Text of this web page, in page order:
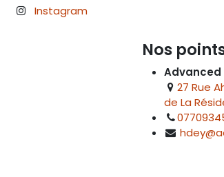
Instagram
Nos
Advanced
27 Rue
de La